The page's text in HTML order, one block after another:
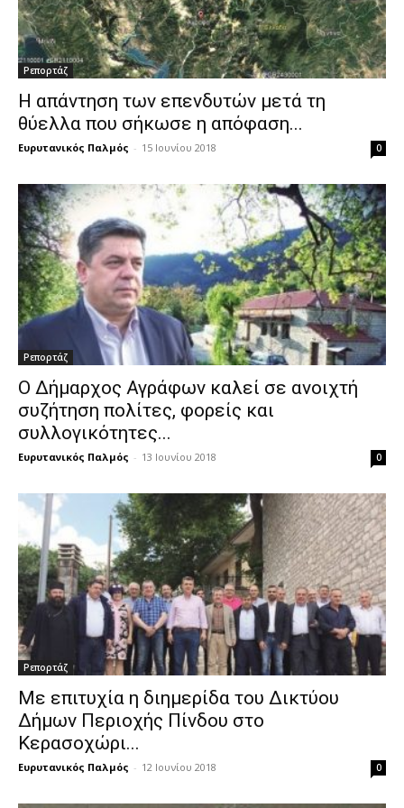
Ρεπορτάζ
Η απάντηση των επενδυτών μετά τη
θύελλα που σήκωσε η απόφαση...
Ευρυτανικός Παλμός - 15 Ιουνίου 2018 0
Ρεπορτάζ
Ο Δήμαρχος Αγράφων καλεί σε ανοιχτή
συζήτηση πολίτες, φορείς και
συλλογικότητες...
Ευρυτανικός Παλμός - 13 Ιουνίου 2018 0
Ρεπορτάζ
Με επιτυχία η διημερίδα του Δικτύου
Δήμων Περιοχής Πίνδου στο
Κερασοχώρι...
Ευρυτανικός Παλμός - 12 Ιουνίου 2018 0